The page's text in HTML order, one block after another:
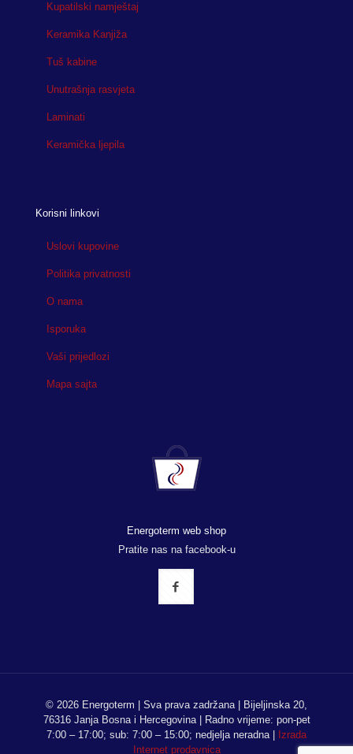
Kupatilski namještaj
Keramika Kanjiža
Tuš kabine
Unutrašnja rasvjeta
Laminati
Keramička ljepila
Korisni linkovi
Uslovi kupovine
Politika privatnosti
O nama
Isporuka
Vaši prijedlozi
Mapa sajta
Energoterm web shop
Pratite nas na facebook-u
© 2026 Energoterm | Sva prava zadržana | Bijeljinska 20,
76316 Janja Bosna i Hercegovina | Radno vrijeme: pon-pet
7:00 – 17:00; sub: 7:00 – 15:00; nedjelja neradna |
Izrada
Internet prodavnica